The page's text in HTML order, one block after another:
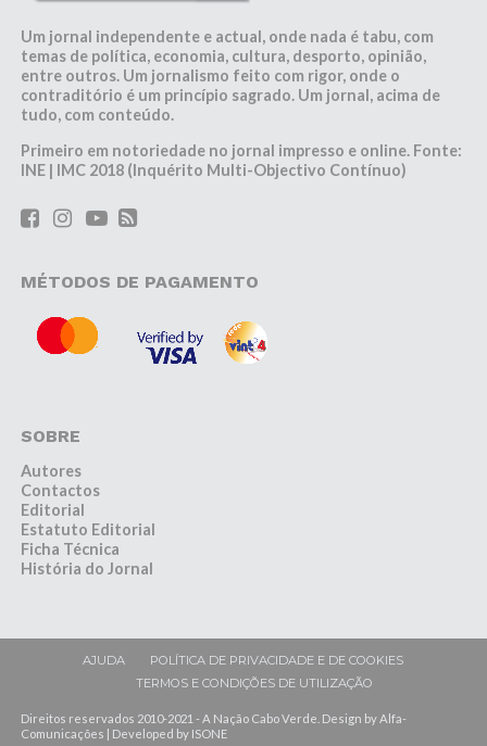
Um jornal independente e actual, onde nada é tabu, com
temas de política, economia, cultura, desporto, opinião,
entre outros. Um jornalismo feito com rigor, onde o
contraditório é um princípio sagrado. Um jornal, acima de
tudo, com conteúdo.
Primeiro em notoriedade no jornal impresso e online. Fonte:
INE | IMC 2018 (Inquérito Multi-Objectivo Contínuo)
MÉTODOS DE PAGAMENTO
SOBRE
Autores
Contactos
Editorial
Estatuto Editorial
Ficha Técnica
História do Jornal
AJUDA
POLÍTICA DE PRIVACIDADE E DE COOKIES
TERMOS E CONDIÇÕES DE UTILIZAÇÃO
Direitos reservados 2010-2021 - A Nação Cabo Verde. Design by Alfa-
Comunicações | Developed by ISONE